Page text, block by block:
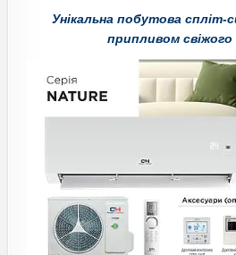
Унікальна побутова спліт-
припливом свіжого